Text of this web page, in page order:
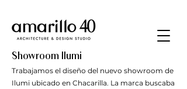
Showroom Ilumi
Trabajamos el diseño del nuevo showroom de
Ilumi ubicado en Chacarilla. La marca buscaba